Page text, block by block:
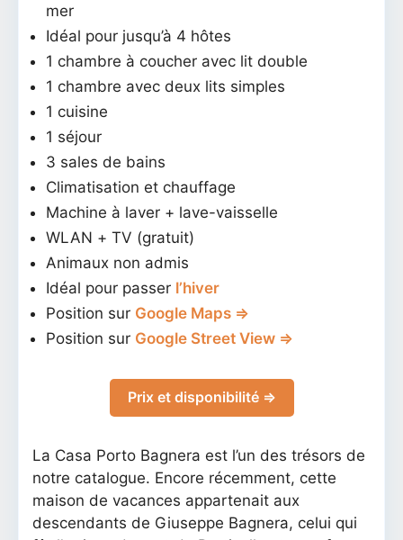
mer
Idéal pour jusqu’à 4 hôtes
1 chambre à coucher avec lit double
1 chambre avec deux lits simples
1 cuisine
1 séjour
3 sales de bains
Climatisation et chauffage
Machine à laver + lave-vaisselle
WLAN + TV (gratuit)
Animaux non admis
Idéal pour passer l’hiver
Position sur Google Maps ⇒
Position sur Google Street View ⇒
Prix et disponibilité ⇒
La Casa Porto Bagnera est l’un des trésors de
notre catalogue. Encore récemment, cette
maison de vacances appartenait aux
descendants de Giuseppe Bagnera, celui qui